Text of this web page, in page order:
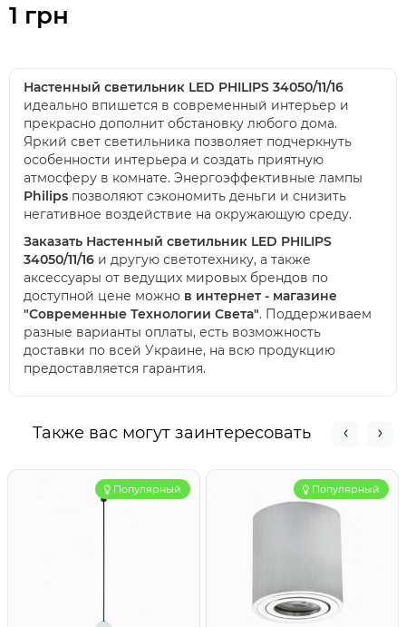
1 грн
Настенный светильник LED PHILIPS 34050/11/16
идеально впишется в современный интерьер и
прекрасно дополнит обстановку любого дома.
Яркий свет светильника позволяет подчеркнуть
особенности интерьера и создать приятную
атмосферу в комнате. Энергоэффективные лампы
Philips позволяют сэкономить деньги и снизить
негативное воздействие на окружающую среду.
Заказать Настенный светильник LED PHILIPS
34050/11/16 и другую светотехнику, а также
аксессуары от ведущих мировых брендов по
доступной цене можно в интернет - магазине
"Современные Технологии Света". Поддерживаем
разные варианты оплаты, есть возможность
доставки по всей Украине, на всю продукцию
предоставляется гарантия.
Также вас могут заинтересовать
Популярный Популярный